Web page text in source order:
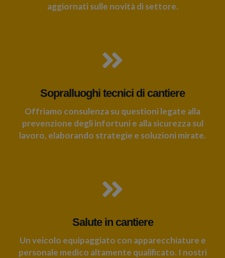
aggiornati sulle novità di settore.
Sopralluoghi tecnici di cantiere
Offriamo consulenza su questioni legate alla
prevenzione degli infortuni e alla sicurezza sul
lavoro, elaborando strategie e soluzioni mirate.
Salute in cantiere
Un veicolo equipaggiato con apparecchiature e
personale medico altamente qualificato. I nostri